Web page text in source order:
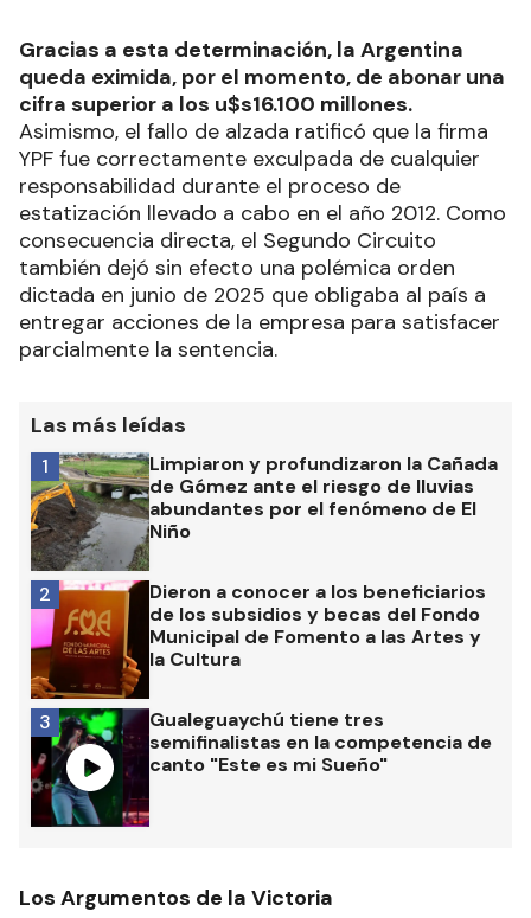
Gracias a esta determinación, la Argentina
queda eximida, por el momento, de abonar una
cifra superior a los u$s16.100 millones.
Asimismo, el fallo de alzada ratificó que la firma
YPF fue correctamente exculpada de cualquier
responsabilidad durante el proceso de
estatización llevado a cabo en el año 2012. Como
consecuencia directa, el Segundo Circuito
también dejó sin efecto una polémica orden
dictada en junio de 2025 que obligaba al país a
entregar acciones de la empresa para satisfacer
parcialmente la sentencia.
Las más leídas
Limpiaron y profundizaron la Cañada
de Gómez ante el riesgo de lluvias
abundantes por el fenómeno de El
Niño
1
Dieron a conocer a los beneficiarios
de los subsidios y becas del Fondo
Municipal de Fomento a las Artes y
la Cultura
2
Gualeguaychú tiene tres
semifinalistas en la competencia de
canto "Este es mi Sueño"
3
Los Argumentos de la Victoria